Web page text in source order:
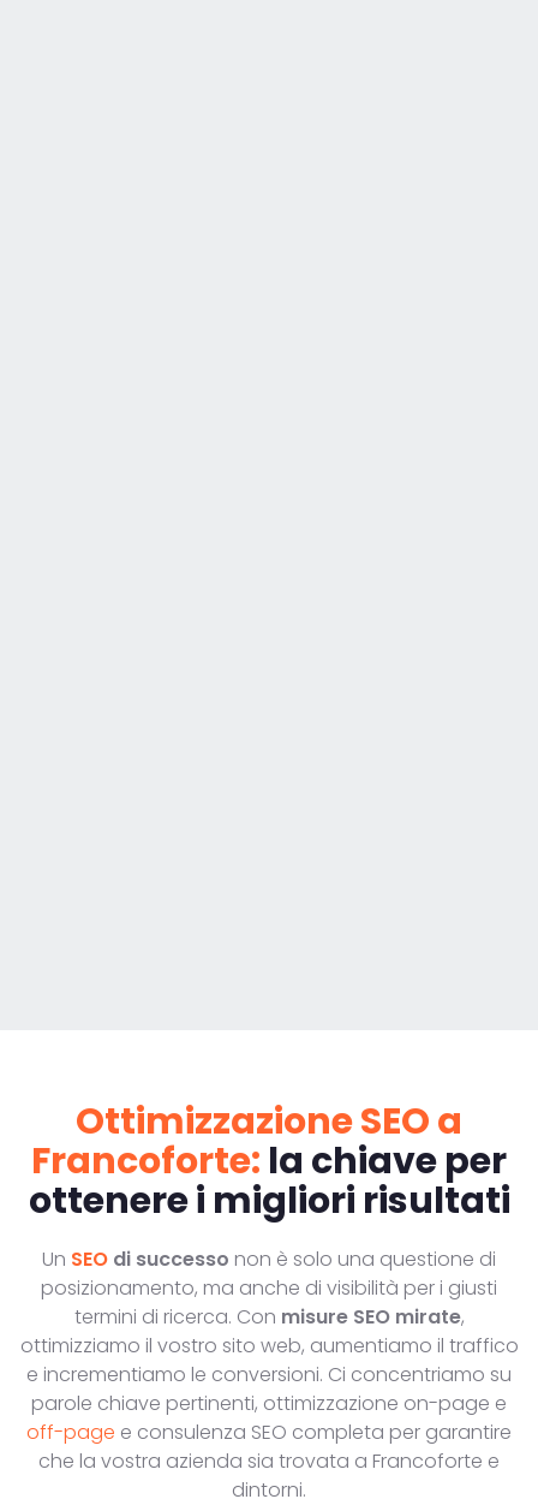
Ottimizzazione SEO a
Francoforte: la chiave per
ottenere i migliori risultati
Un SEO di successo non è solo una questione di
posizionamento, ma anche di visibilità per i giusti
termini di ricerca. Con misure SEO mirate,
ottimizziamo il vostro sito web, aumentiamo il traffico
e incrementiamo le conversioni. Ci concentriamo su
parole chiave pertinenti, ottimizzazione on-page e
off-page e consulenza SEO completa per garantire
che la vostra azienda sia trovata a Francoforte e
dintorni.